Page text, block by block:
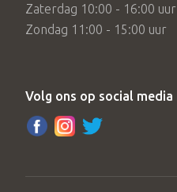
Zaterdag 10:00 - 16:00 uur
Zondag 11:00 - 15:00 uur
Volg ons op social media